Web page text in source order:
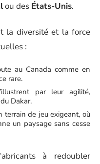
ou des États-Unis.
la diversité et la force
:
au Canada comme en
rare.
par leur agilité,
Dakar.
terrain de jeu exigeant, où
un paysage sans cesse
à redoubler